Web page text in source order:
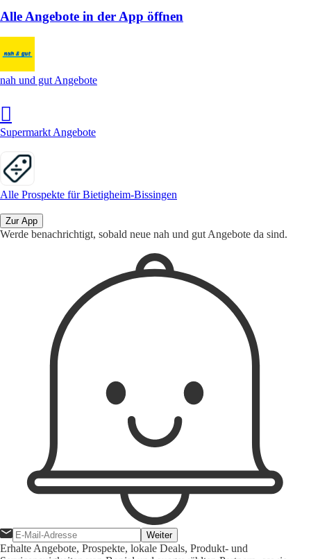
Alle Angebote in der App öffnen
nah und gut Angebote
Supermarkt Angebote
Alle Prospekte für Bietigheim-Bissingen
Zur App
Werde benachrichtigt, sobald neue nah und gut Angebote da sind.
Weiter
Erhalte Angebote, Prospekte, lokale Deals, Produkt- und